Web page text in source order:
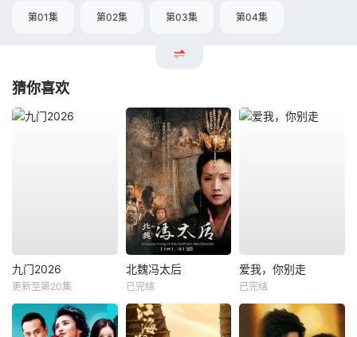
第01集 第02集 第03集 第04集
猜你喜欢
九门2026
更新至第20集
北魏冯太后
已完结
爱我，你别走
已完结